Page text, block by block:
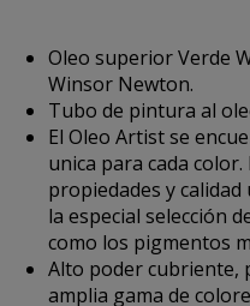
Oleo superior Verde
Winsor Newton.
Tubo de pintura al
El Oleo Artist se
unica para cada
propiedades y calidad
la especial selección
como los pigmentos
Alto poder cubriente,
amplia gama de